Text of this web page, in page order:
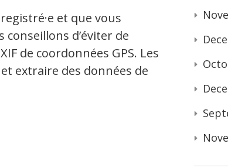
et que vous
d’éviter de
de coordonnées GPS. Les
extraire des données de